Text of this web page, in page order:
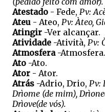
Atestado - Fede, Pv:
Ateu - Ateo, Pv: Àteo,
Atingir -Ver alcançar.
Atividade -Atività, Pv:
Atmosfera-Atmosfera.
Ato -Ato.
Ator - Ator.
Atrás -Adrio, Drio, Pv:
Drìome (de mim),
Drìove(de vós).